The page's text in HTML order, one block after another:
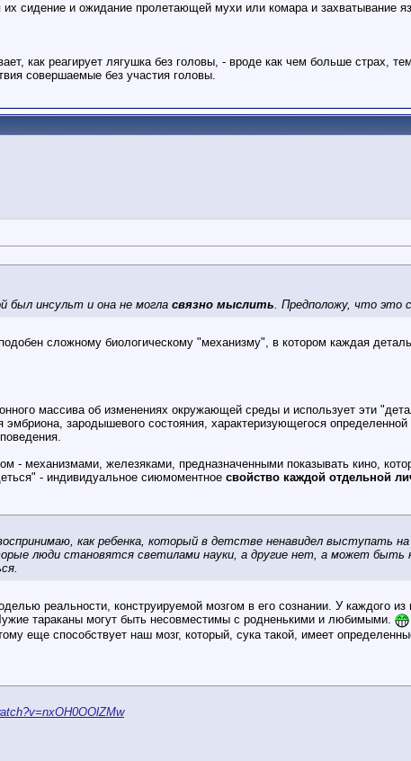
сидение и ожидание пролетающей мухи или комара и захватывание
как реагирует лягушка без головы, - вроде как чем больше страх,
совершаемые без участия головы.
был инсульт и она не могла связно мыслить. Предположу, что это
сложному биологическому "механизму", в котором каждая
массива об изменениях окружающей среды и использует эти
зародышевого состояния, характеризующегося
- механизмами, железяками, предназначенными показывать кино,
- индивидуальное сиюмоментное свойство каждой отдельной
как ребенка, который в детстве ненавидел выступать
люди становятся светилами науки, а другие нет, а может быть
реальности, конструируемой мозгом в его сознании. У каждого
тараканы могут быть несовместимы с родненькими и любимыми.
еще способствует наш мозг, который, сука такой, имеет